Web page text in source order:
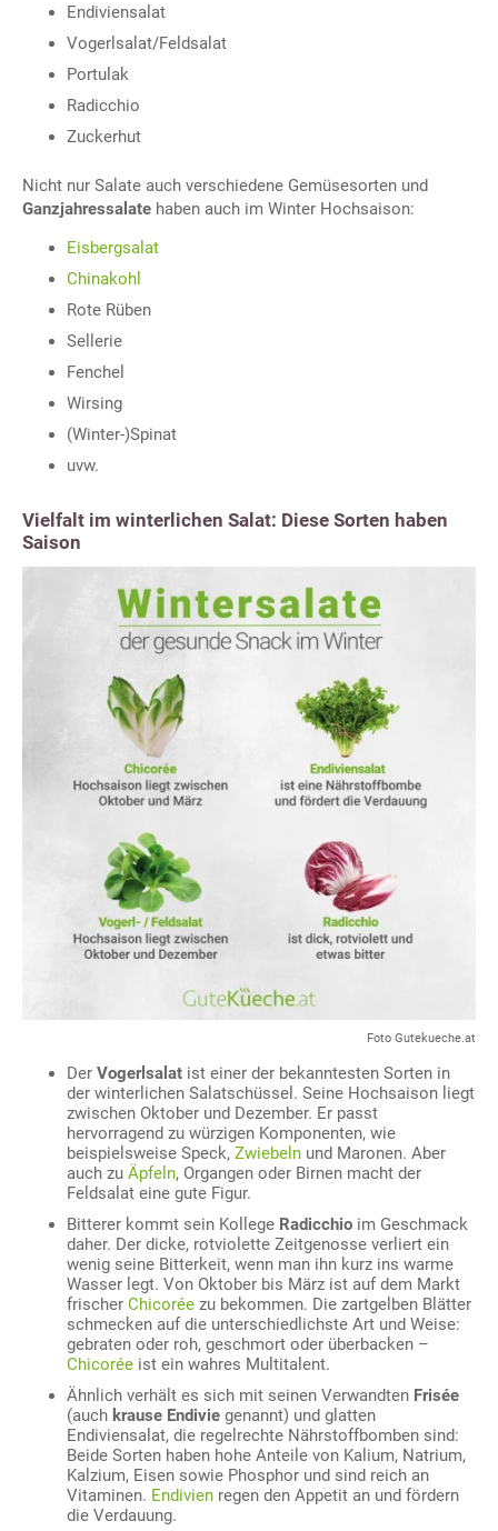
Endiviensalat
Vogerlsalat/Feldsalat
Portulak
Radicchio
Zuckerhut
Nicht nur Salate auch verschiedene Gemüsesorten und
Ganzjahressalate haben auch im Winter Hochsaison:
Eisbergsalat
Chinakohl
Rote Rüben
Sellerie
Fenchel
Wirsing
(Winter-)Spinat
uvw.
Vielfalt im winterlichen Salat: Diese Sorten haben
Saison
Foto Gutekueche.at
Der Vogerlsalat ist einer der bekanntesten Sorten in
der winterlichen Salatschüssel. Seine Hochsaison liegt
zwischen Oktober und Dezember. Er passt
hervorragend zu würzigen Komponenten, wie
beispielsweise Speck, Zwiebeln und Maronen. Aber
auch zu Äpfeln, Organgen oder Birnen macht der
Feldsalat eine gute Figur.
Bitterer kommt sein Kollege Radicchio im Geschmack
daher. Der dicke, rotviolette Zeitgenosse verliert ein
wenig seine Bitterkeit, wenn man ihn kurz ins warme
Wasser legt. Von Oktober bis März ist auf dem Markt
frischer Chicorée zu bekommen. Die zartgelben Blätter
schmecken auf die unterschiedlichste Art und Weise:
gebraten oder roh, geschmort oder überbacken –
Chicorée ist ein wahres Multitalent.
Ähnlich verhält es sich mit seinen Verwandten Frisée
(auch krause Endivie genannt) und glatten
Endiviensalat, die regelrechte Nährstoffbomben sind:
Beide Sorten haben hohe Anteile von Kalium, Natrium,
Kalzium, Eisen sowie Phosphor und sind reich an
Vitaminen. Endivien regen den Appetit an und fördern
die Verdauung.